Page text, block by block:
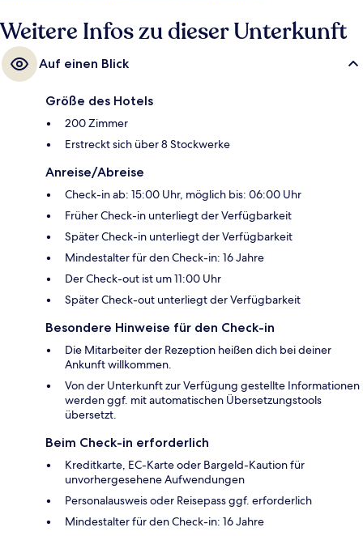
Weitere Infos zu dieser Unterkunft
Auf einen Blick
Größe des Hotels
200 Zimmer
Erstreckt sich über 8 Stockwerke
Anreise/Abreise
Check-in ab: 15:00 Uhr, möglich bis: 06:00 Uhr
Früher Check-in unterliegt der Verfügbarkeit
Später Check-in unterliegt der Verfügbarkeit
Mindestalter für den Check-in: 16 Jahre
Der Check-out ist um 11:00 Uhr
Später Check-out unterliegt der Verfügbarkeit
Besondere Hinweise für den Check-in
Die Mitarbeiter der Rezeption heißen dich bei deiner
Ankunft willkommen.
Von der Unterkunft zur Verfügung gestellte Informationen
werden ggf. mit automatischen Übersetzungstools
übersetzt.
Beim Check-in erforderlich
Kreditkarte, EC-Karte oder Bargeld-Kaution für
unvorhergesehene Aufwendungen
Personalausweis oder Reisepass ggf. erforderlich
Mindestalter für den Check-in: 16 Jahre